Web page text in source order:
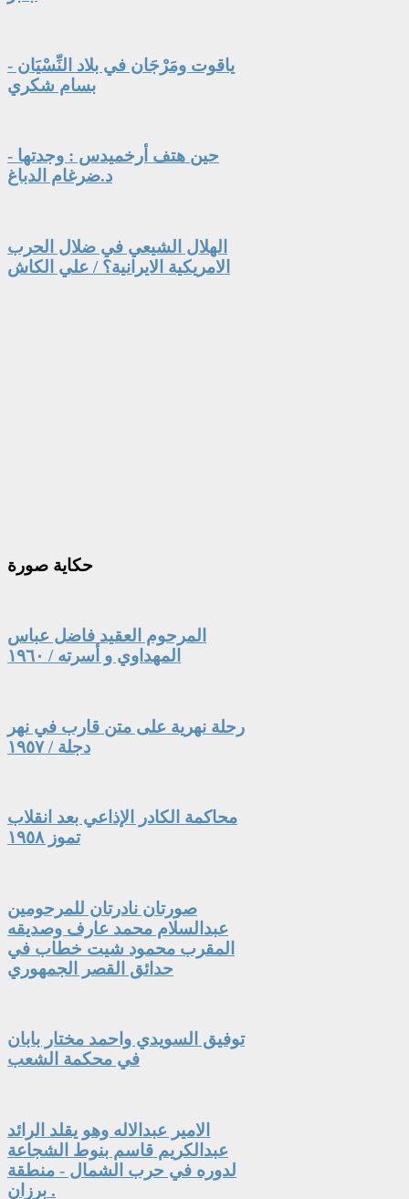
ياقوت ومَرْجَان في بلاد النِّسْيَان -
بسام شكري
حين هتف أرخميدس : وجدتها -
د.ضرغام الدباغ
الهلال الشيعي في ضلال الحرب
الامريكية الايرانية؟ / علي الكاش
حكاية صورة
المرحوم العقيد فاضل عباس
المهداوي و أسرته / ١٩٦٠
رحلة نهرية على متن قارب في نهر
دجلة / ١٩٥٧
محاكمة الكادر الإذاعي بعد انقلاب
تموز ١٩٥٨
صورتان نادرتان للمرحومين
عبدالسلام محمد عارف وصديقه
المقرب محمود شيت خطاب في
حدائق القصر الجمهوري
توفيق السويدي واحمد مختار بابان
في محكمة الشعب
الامير عبدالاله وهو يقلد الرائد
عبدالكريم قاسم بنوط الشجاعة
لدوره في حرب الشمال - منطقة
برزان .